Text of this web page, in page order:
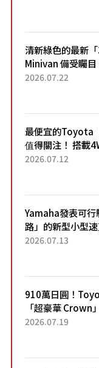
清新綠色的最新「
Minivan 備受矚
4.7公尺剛剛好的
2026.07.22
最便宜的Toyota
值得關注！ 搭載
22.4公里低油耗表
2026.07.12
Yamaha發表可行
路」的新型小型
能享受超強勁「渦
2026.07.13
910萬日圓！
「超豪華 Crown
採用由「匠人技藝
2026.07.19